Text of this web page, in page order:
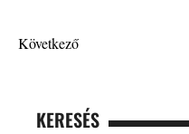
Következő
KERESÉS